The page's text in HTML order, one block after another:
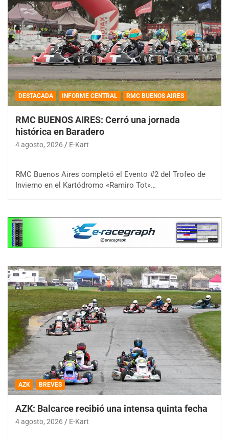
DESTACADA INFORME CENTRAL RMC BUENOS AIRES
RMC BUENOS AIRES: Cerró una jornada
histórica en Baradero
4 agosto, 2026 E-Kart
RMC Buenos Aires completó el Evento #2 del Trofeo de
Invierno en el Kartódromo «Ramiro Tot»…
AZK BREVES
AZK: Balcarce recibió una intensa quinta fecha
4 agosto, 2026 E-Kart